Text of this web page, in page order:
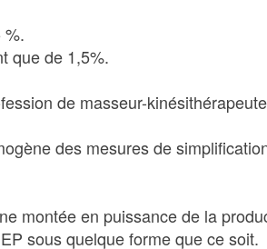
%.
que de 1,5%.
de masseur-
des mesures de
montée en puissance de la
sous quelque forme que ce soit.